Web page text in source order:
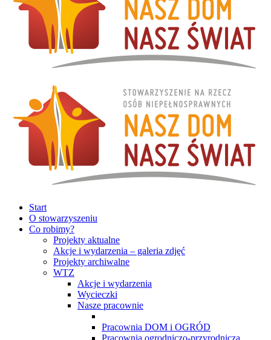
Start
O stowarzyszeniu
Co robimy?
Projekty aktualne
Akcje i wydarzenia – galeria zdjęć
Projekty archiwalne
WTZ
Akcje i wydarzenia
Wycieczki
Nasze pracownie
Pracownia DOM i OGRÓD
Pracownia ogrodniczo-przyrodnicza